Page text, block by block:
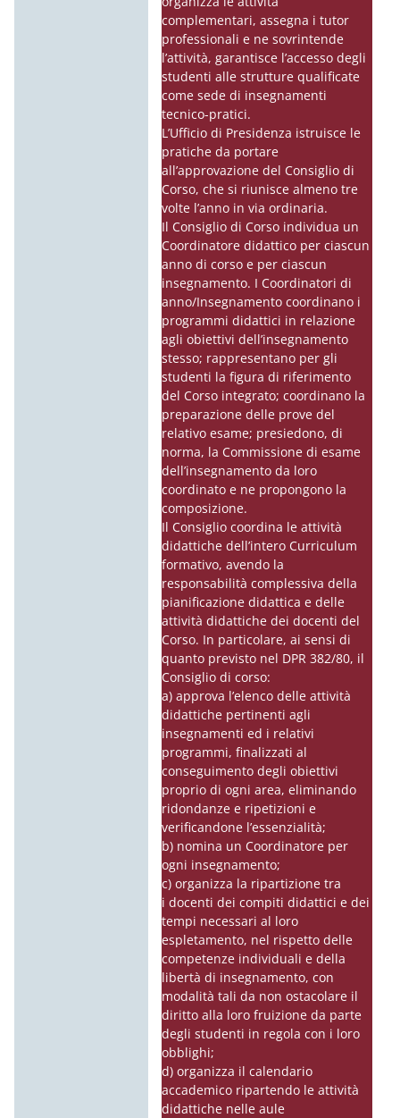
complementari, assegna i tutor
professionali e ne sovrintende
l’attività, garantisce l’accesso degli
studenti alle strutture qualificate
come sede di insegnamenti
tecnico-pratici.
L’Ufficio di Presidenza istruisce le
pratiche da portare
all’approvazione del Consiglio di
Corso, che si riunisce almeno tre
volte l’anno in via ordinaria.
Il Consiglio di Corso individua un
Coordinatore didattico per ciascun
anno di corso e per ciascun
insegnamento. I Coordinatori di
anno/Insegnamento coordinano i
programmi didattici in relazione
agli obiettivi dell’insegnamento
stesso; rappresentano per gli
studenti la figura di riferimento
del Corso integrato; coordinano la
preparazione delle prove del
relativo esame; presiedono, di
norma, la Commissione di esame
dell’insegnamento da loro
coordinato e ne propongono la
composizione.
Il Consiglio coordina le attività
didattiche dell’intero Curriculum
formativo, avendo la
responsabilità complessiva della
pianificazione didattica e delle
attività didattiche dei docenti del
Corso. In particolare, ai sensi di
quanto previsto nel DPR 382/80, il
Consiglio di corso:
a) approva l’elenco delle attività
didattiche pertinenti agli
insegnamenti ed i relativi
programmi, finalizzati al
conseguimento degli obiettivi
proprio di ogni area, eliminando
ridondanze e ripetizioni e
verificandone l’essenzialità;
b) nomina un Coordinatore per
ogni insegnamento;
c) organizza la ripartizione tra
i docenti dei compiti didattici e dei
tempi necessari al loro
espletamento, nel rispetto delle
competenze individuali e della
libertà di insegnamento, con
modalità tali da non ostacolare il
diritto alla loro fruizione da parte
degli studenti in regola con i loro
obblighi;
d) organizza il calendario
accademico ripartendo le attività
didattiche nelle aule